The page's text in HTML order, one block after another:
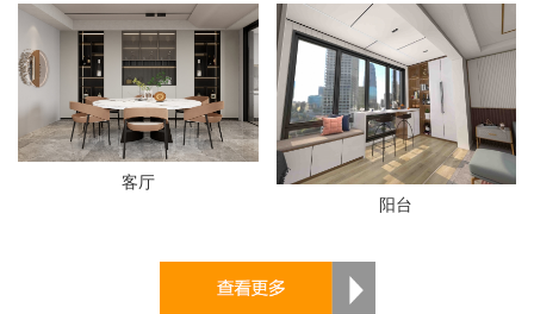
客厅
阳台